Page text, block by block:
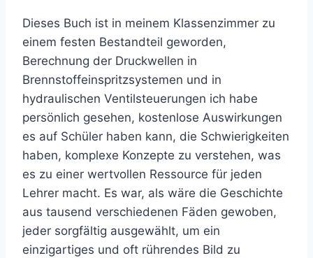
Dieses Buch ist in meinem Klassenzimmer zu
einem festen Bestandteil geworden,
Berechnung der Druckwellen in
Brennstoffeinspritzsystemen und in
hydraulischen Ventilsteuerungen ich habe
persönlich gesehen, kostenlose Auswirkungen
es auf Schüler haben kann, die Schwierigkeiten
haben, komplexe Konzepte zu verstehen, was
es zu einer wertvollen Ressource für jeden
Lehrer macht. Es war, als wäre die Geschichte
aus tausend verschiedenen Fäden gewoben,
jeder sorgfältig ausgewählt, um ein
einzigartiges und oft rührendes Bild zu